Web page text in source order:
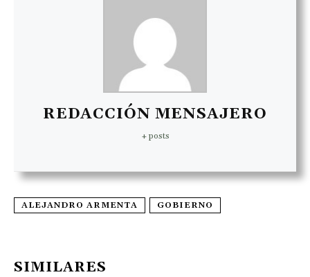
REDACCIÓN MENSAJERO
+ posts
ALEJANDRO ARMENTA GOBIERNO
SIMILARES